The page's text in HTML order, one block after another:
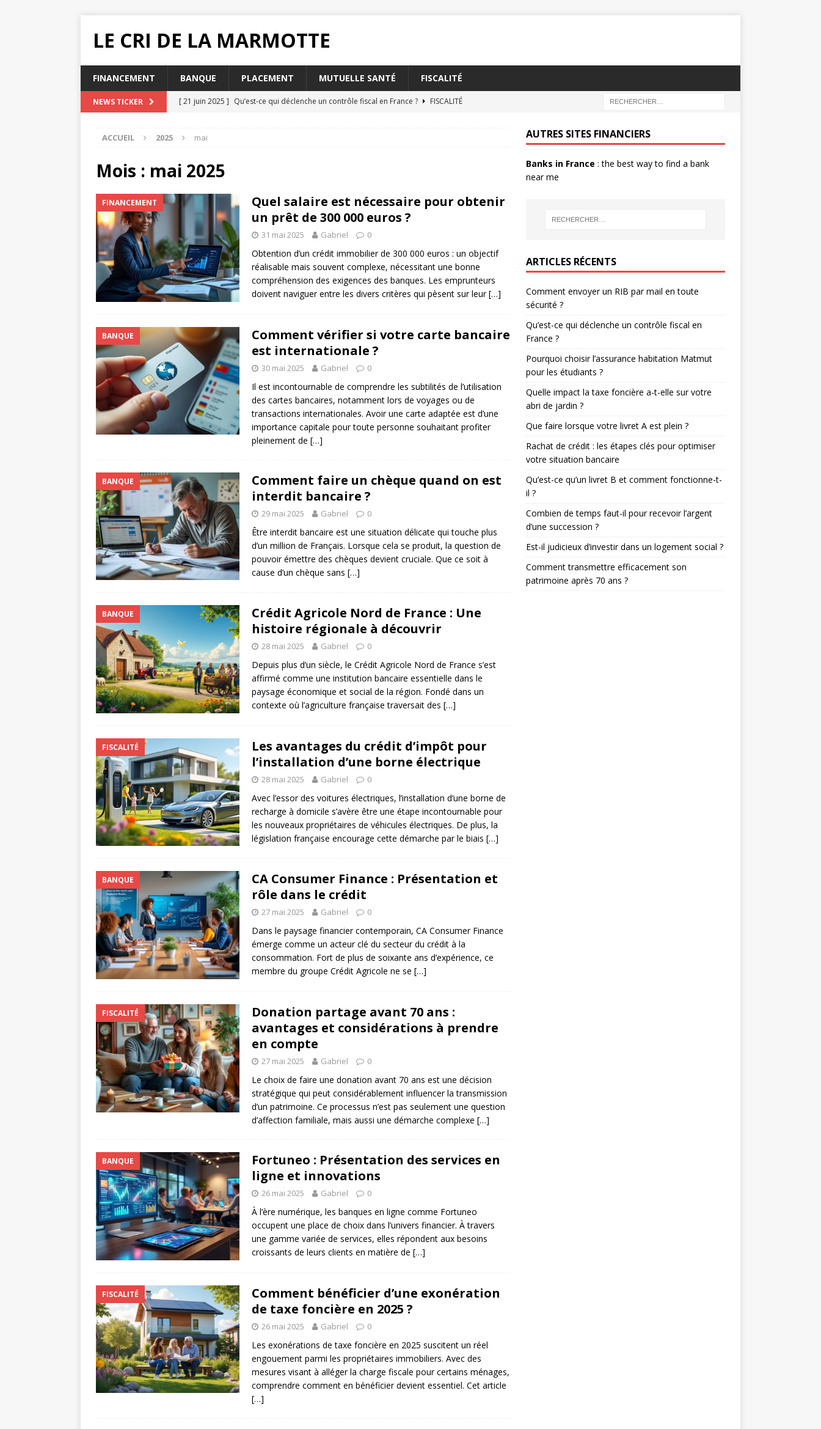
LE CRI DE LA MARMOTTE
FINANCEMENT BANQUE PLACEMENT MUTUELLE SANTÉ FISCALITÉ
NEWS TICKER [ 21 juin 2025 ] Qu’est-ce qui déclenche un contrôle fiscal en France ?
FISCALITÉ
MUTUELLE SANTÉ
[ 19 juin 2025 ]
[ 31 juillet 2025 ]
Comment envoyer un RIB par mail en toute sécurité ? QUOTIDIEN
ACCUEIL 2025 mai
Mois : mai 2025
FINANCEMENT
Quel salaire est nécessaire pour obtenir
un prêt de 300 000 euros ?
31 mai 2025 Gabriel 0
Obtention d’un crédit immobilier de 300 000 euros : un objectif
réalisable mais souvent complexe, nécessitant une bonne
compréhension des exigences des banques. Les emprunteurs
doivent naviguer entre les divers critères qui pèsent sur leur[…]
BANQUE
Comment vérifier si votre carte bancaire
est internationale ?
30 mai 2025 Gabriel 0
Il est incontournable de comprendre les subtilités de l’utilisation
des cartes bancaires, notamment lors de voyages ou de
transactions internationales. Avoir une carte adaptée est d’une
importance capitale pour toute personne souhaitant profiter
pleinement de […]
BANQUE
Comment faire un chèque quand on est
interdit bancaire ?
29 mai 2025 Gabriel 0
Être interdit bancaire est une situation délicate qui touche plus
d’un million de Français. Lorsque cela se produit, la question de
pouvoir émettre des chèques devient cruciale. Que ce soit à
cause d’un chèque sans […]
BANQUE
Crédit Agricole Nord de France : Une
histoire régionale à découvrir
28 mai 2025 Gabriel 0
Depuis plus d’un siècle, le Crédit Agricole Nord de France s’est
affirmé comme une institution bancaire essentielle dans le
paysage économique et social de la région. Fondé dans un
contexte où l’agriculture française traversait des […]
FISCALITÉ
Les avantages du crédit d’impôt pour
l’installation d’une borne électrique
28 mai 2025 Gabriel 0
Avec l’essor des voitures électriques, l’installation d’une borne de
recharge à domicile s’avère être une étape incontournable pour
les nouveaux propriétaires de véhicules électriques. De plus, la
législation française encourage cette démarche par le biais […]
BANQUE
CA Consumer Finance : Présentation et
rôle dans le crédit
27 mai 2025 Gabriel 0
Dans le paysage financier contemporain, CA Consumer Finance
émerge comme un acteur clé du secteur du crédit à la
consommation. Fort de plus de soixante ans d’expérience, ce
membre du groupe Crédit Agricole ne se […]
FISCALITÉ
Donation partage avant 70 ans :
avantages et considérations à prendre
en compte
27 mai 2025 Gabriel 0
Le choix de faire une donation avant 70 ans est une décision
stratégique qui peut considérablement influencer la transmission
d’un patrimoine. Ce processus n’est pas seulement une question
d’affection familiale, mais aussi une démarche complexe […]
BANQUE
Fortuneo : Présentation des services en
ligne et innovations
26 mai 2025 Gabriel 0
À l’ère numérique, les banques en ligne comme Fortuneo
occupent une place de choix dans l’univers financier. À travers
une gamme variée de services, elles répondent aux besoins
croissants de leurs clients en matière de […]
FISCALITÉ
Comment bénéficier d’une exonération
de taxe foncière en 2025 ?
26 mai 2025 Gabriel 0
Les exonérations de taxe foncière en 2025 suscitent un réel
engouement parmi les propriétaires immobiliers. Avec des
mesures visant à alléger la charge fiscale pour certains ménages,
comprendre comment en bénéficier devient essentiel. Cet article
[…]
AUTRES SITES FINANCIERS
Banks in France : the best way to find a bank
near me
ARTICLES RÉCENTS
Comment envoyer un RIB par mail en toute
sécurité ?
Qu’est-ce qui déclenche un contrôle fiscal en
France ?
Pourquoi choisir l’assurance habitation Matmut
pour les étudiants ?
Quelle impact la taxe foncière a-t-elle sur votre
abri de jardin ?
Que faire lorsque votre livret A est plein ?
Rachat de crédit : les étapes clés pour optimiser
votre situation bancaire
Qu’est-ce qu’un livret B et comment fonctionne-t-
il ?
Combien de temps faut-il pour recevoir l’argent
d’une succession ?
Est-il judicieux d’investir dans un logement social ?
Comment transmettre efficacement son
patrimoine après 70 ans ?